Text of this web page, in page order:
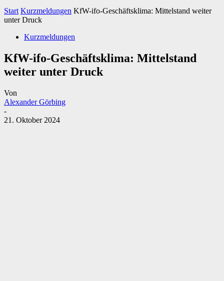
Start Kurzmeldungen KfW-ifo-Geschäftsklima: Mittelstand weiter
unter Druck
Kurzmeldungen
KfW-ifo-Geschäftsklima: Mittelstand
weiter unter Druck
Von
Alexander Görbing
-
21. Oktober 2024